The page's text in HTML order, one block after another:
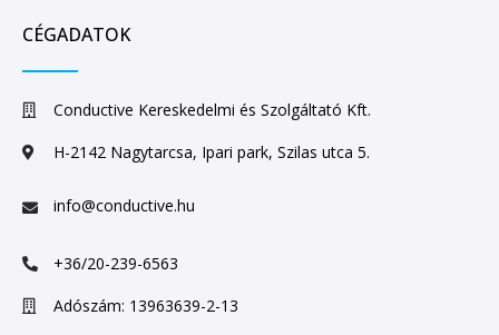
CÉGADATOK
Conductive Kereskedelmi és Szolgáltató Kft.
H-2142 Nagytarcsa, Ipari park, Szilas utca 5.
info@conductive.hu
+36/20-239-6563
Adószám: 13963639-2-13